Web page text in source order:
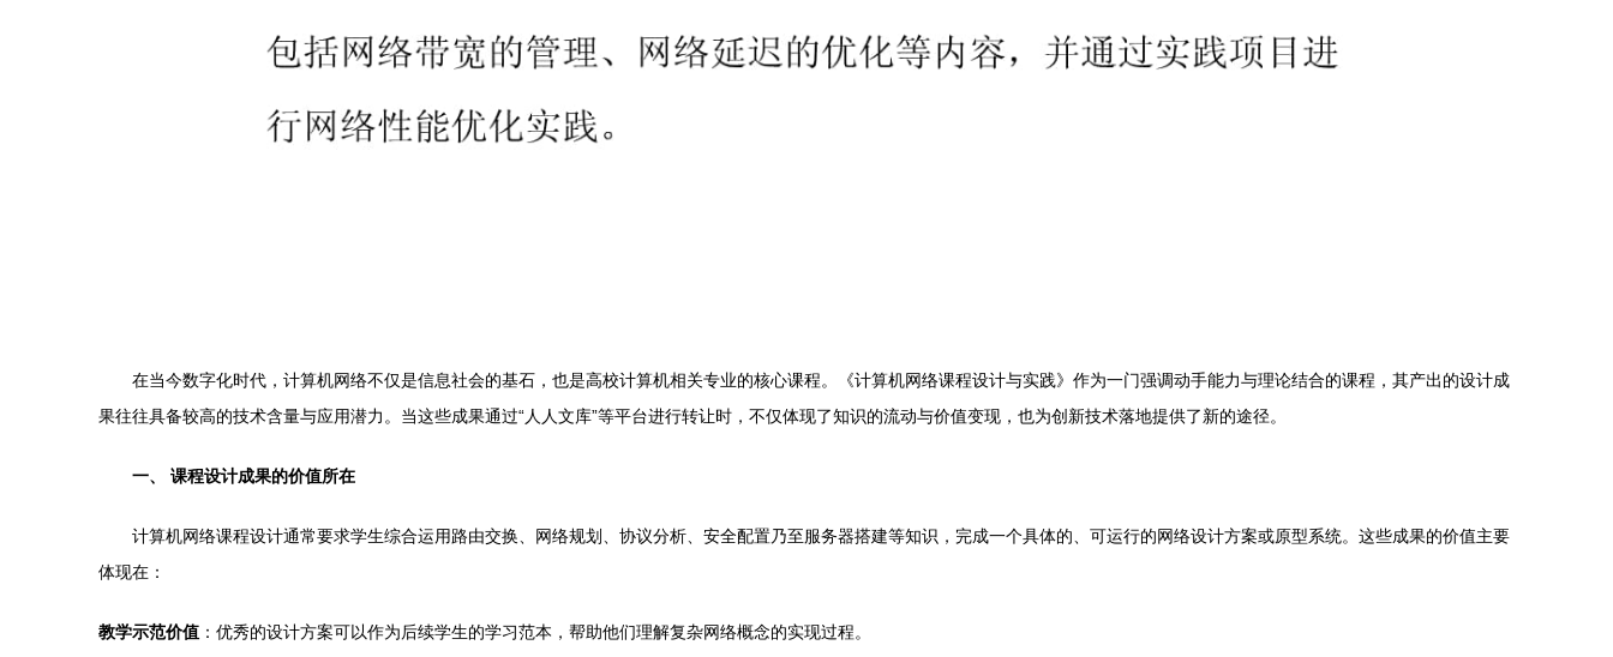
在当今数字化时代，计算机网络不仅是信息社会的基石，也是高校计算机相关专业的核心课程。《计算机网络课程设计与实践》作为一门强调动手能力与理论结合的课程，其产出的设计成
果往往具备较高的技术含量与应用潜力。当这些成果通过“人人文库”等平台进行转让时，不仅体现了知识的流动与价值变现，也为创新技术落地提供了新的途径。
一、 课程设计成果的价值所在
计算机网络课程设计通常要求学生综合运用路由交换、网络规划、协议分析、安全配置乃至服务器搭建等知识，完成一个具体的、可运行的网络设计方案或原型系统。这些成果的价值主要
体现在：
教学示范价值 ：优秀的设计方案可以作为后续学生的学习范本，帮助他们理解复杂网络概念的实现过程。